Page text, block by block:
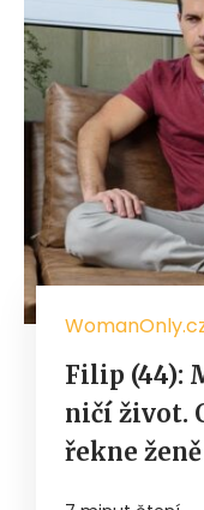
Filip (44):
ničí život.
řekne ženě